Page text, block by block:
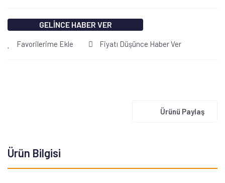
GELİNCE HABER VER
Favorilerime Ekle Fiyatı Düşünce Haber Ver
Ürünü Paylaş
Ürün Bilgisi